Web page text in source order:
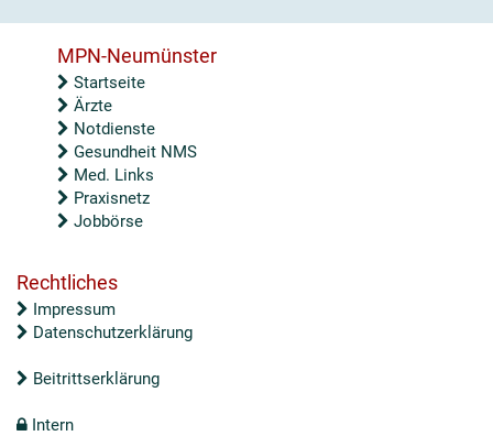
MPN-Neumünster
Startseite
Ärzte
Notdienste
Gesundheit NMS
Med. Links
Praxisnetz
Jobbörse
Rechtliches
Impressum
Datenschutzerklärung
Beitrittserklärung
Intern